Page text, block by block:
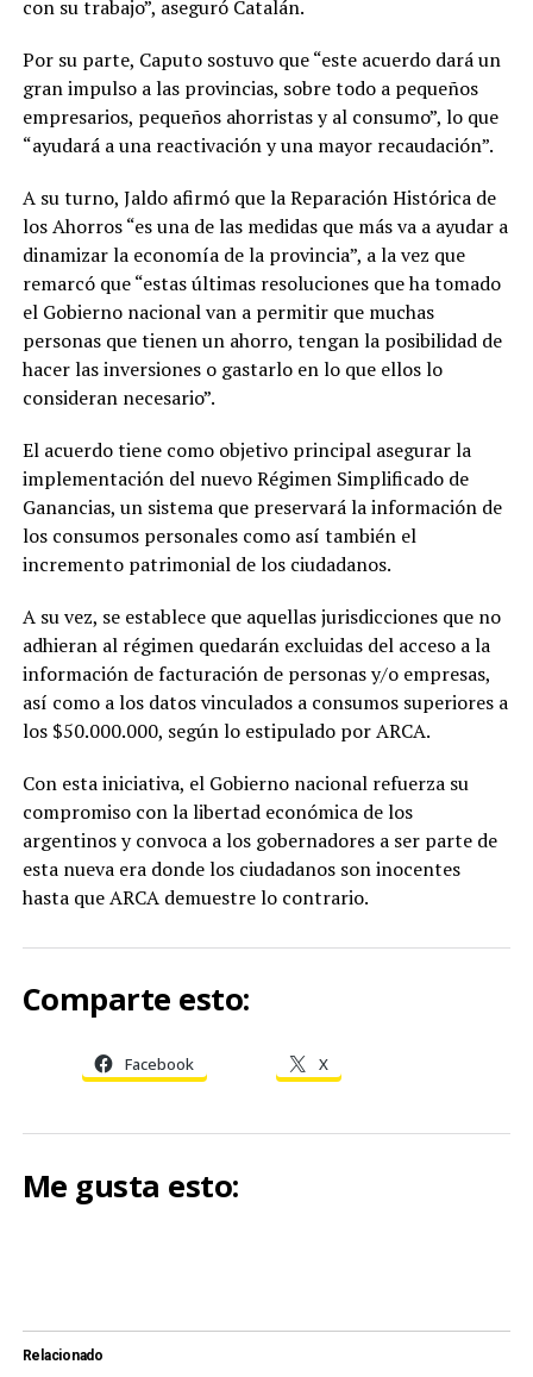
con su trabajo”, aseguró Catalán.
Por su parte, Caputo sostuvo que “este acuerdo dará un
gran impulso a las provincias, sobre todo a pequeños
empresarios, pequeños ahorristas y al consumo”, lo que
“ayudará a una reactivación y una mayor recaudación”.
A su turno, Jaldo afirmó que la Reparación Histórica de
los Ahorros “es una de las medidas que más va a ayudar a
dinamizar la economía de la provincia”, a la vez que
remarcó que “estas últimas resoluciones que ha tomado
el Gobierno nacional van a permitir que muchas
personas que tienen un ahorro, tengan la posibilidad de
hacer las inversiones o gastarlo en lo que ellos lo
consideran necesario”.
El acuerdo tiene como objetivo principal asegurar la
implementación del nuevo Régimen Simplificado de
Ganancias, un sistema que preservará la información de
los consumos personales como así también el
incremento patrimonial de los ciudadanos.
A su vez, se establece que aquellas jurisdicciones que no
adhieran al régimen quedarán excluidas del acceso a la
información de facturación de personas y/o empresas,
así como a los datos vinculados a consumos superiores a
los $50.000.000, según lo estipulado por ARCA.
Con esta iniciativa, el Gobierno nacional refuerza su
compromiso con la libertad económica de los
argentinos y convoca a los gobernadores a ser parte de
esta nueva era donde los ciudadanos son inocentes
hasta que ARCA demuestre lo contrario.
Comparte esto:
Facebook X
Me gusta esto:
Relacionado